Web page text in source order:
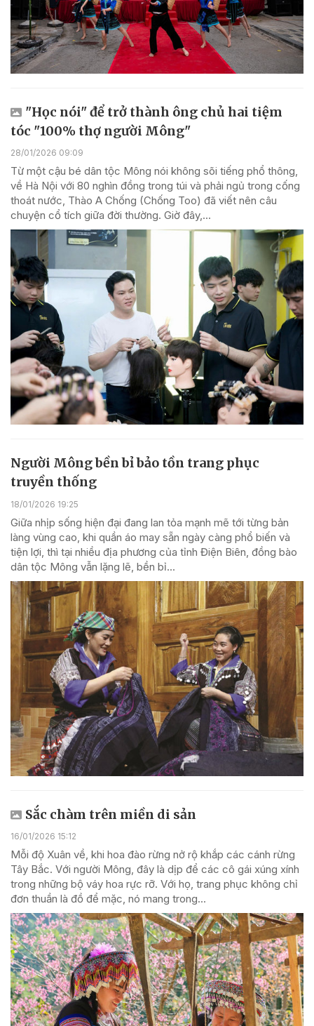
"Học nói" để trở thành ông chủ hai tiệm
tóc "100% thợ người Mông"
28/01/2026 09:09
Từ một cậu bé dân tộc Mông nói không sõi tiếng phổ thông,
về Hà Nội với 80 nghìn đồng trong túi và phải ngủ trong cống
thoát nước, Thào A Chống (Chống Too) đã viết nên câu
chuyện cổ tích giữa đời thường. Giờ đây,...
Người Mông bền bỉ bảo tồn trang phục
truyền thống
18/01/2026 19:25
Giữa nhịp sống hiện đại đang lan tỏa mạnh mẽ tới từng bản
làng vùng cao, khi quần áo may sẵn ngày càng phổ biến và
tiện lợi, thì tại nhiều địa phương của tỉnh Điện Biên, đồng bào
dân tộc Mông vẫn lặng lẽ, bền bỉ...
Sắc chàm trên miền di sản
16/01/2026 15:12
Mỗi độ Xuân về, khi hoa đào rừng nở rộ khắp các cánh rừng
Tây Bắc. Với người Mông, đây là dịp để các cô gái xúng xính
trong những bộ váy hoa rực rỡ. Với họ, trang phục không chỉ
đơn thuần là đồ để mặc, nó mang trong...